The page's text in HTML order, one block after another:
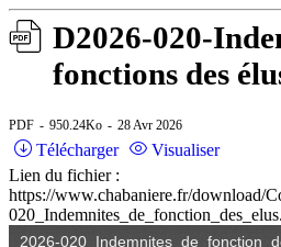
D2026-020-
fonctions des
PDF 950.24Ko 28 Avr 2026
Télécharger
Visualiser
Lien du fichier :
https://www.chabaniere.fr/download/